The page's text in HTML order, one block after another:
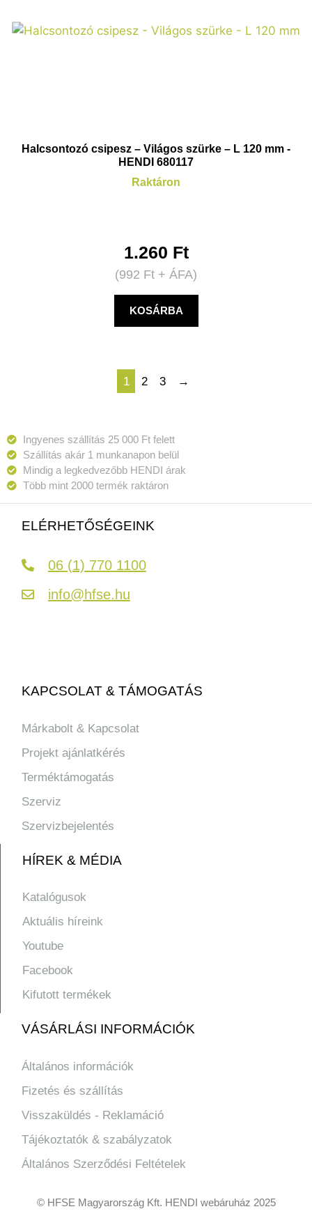
Halcsontozó csipesz – Világos szürke – L 120 mm -
HENDI 680117
Raktáron
1.260 Ft
(992 Ft + ÁFA)
KOSÁRBA
1 2 3 →
Ingyenes szállítás 25 000 Ft felett
Szállítás akár 1 munkanapon belül
Mindig a legkedvezőbb HENDI árak
Több mint 2000 termék raktáron
ELÉRHETŐSÉGEINK
06 (1) 770 1100
info@hfse.hu
KAPCSOLAT & TÁMOGATÁS
Márkabolt & Kapcsolat
Projekt ajánlatkérés
Terméktámogatás
Szerviz
Szervizbejelentés
HÍREK & MÉDIA
Katalógusok
Aktuális híreink
Youtube
Facebook
Kifutott termékek
VÁSÁRLÁSI INFORMÁCIÓK
Általános információk
Fizetés és szállítás
Visszaküldés - Reklamáció
Tájékoztatók & szabályzatok
Általános Szerződési Feltételek
© HFSE Magyarország Kft. HENDI webáruház 2025